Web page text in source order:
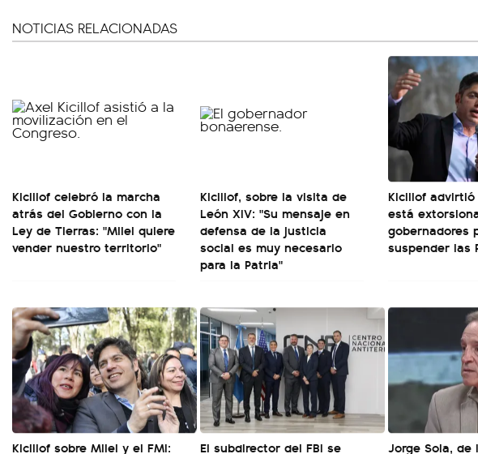
NOTICIAS RELACIONADAS
Kicillof celebró la marcha
atrás del Gobierno con la
Ley de Tierras: "Milei quiere
vender nuestro territorio"
Kicillof, sobre la visita de
León XIV: "Su mensaje en
defensa de la justicia
social es muy necesario
para la Patria"
Kicillof
está
gobernadores
suspender las
Kicillof sobre Milei y el FMI: El subdirector del FBI se Jorge Sola, de